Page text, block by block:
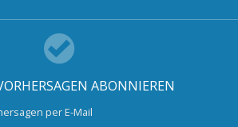
ABONNIEREN
per E-Mail